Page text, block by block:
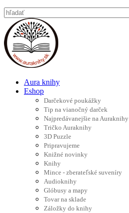
Aura knihy
Eshop
Darčekové poukážky
Tip na vianočný darček
Najpredávanejšie na Auraknihy
Tričko Auraknihy
3D Puzzle
Pripravujeme
Knižné novinky
Knihy
Mince - zberateľské suveníry
Audioknihy
Glóbusy a mapy
Tovar na sklade
Záložky do knihy